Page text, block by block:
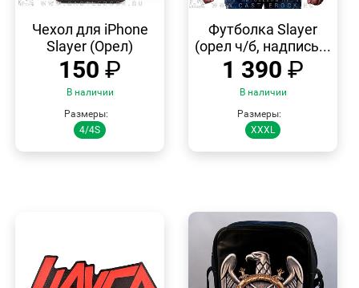
ПРОСМОТР
Чехол для iPhone
Slayer (Орел)
150 ₽
В наличии
Размеры:
4/4S
ПРОСМОТР
Футболка Slayer
(орел ч/б, надпись...
1 390 ₽
В наличии
Размеры:
XXXL